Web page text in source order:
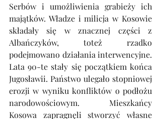
Serbów i umożliwienia grabieży ich
majątków. Władze i milicja w Kosowie
składały się w znacznej części z
Albańczyków, toteż rzadko
podejmowano działania interwencyjne.
Lata 90-te stały się początkiem końca
Jugosławii. Państwo ulegało stopniowej
erozji w wyniku konfliktów o podłożu
narodowościowym. Mieszkańcy
Kosowa zapragnęli stworzyć własne